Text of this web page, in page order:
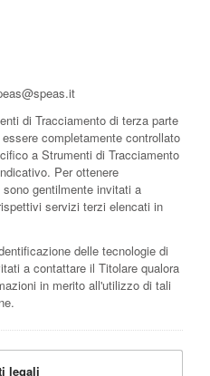
di Tracciamento di terza parte
completamente controllato
a Strumenti di Tracciamento
Per ottenere
gentilmente invitati a
servizi terzi elencati in
delle tecnologie di
a contattare il Titolare qualora
in merito all'utilizzo di tali
legali